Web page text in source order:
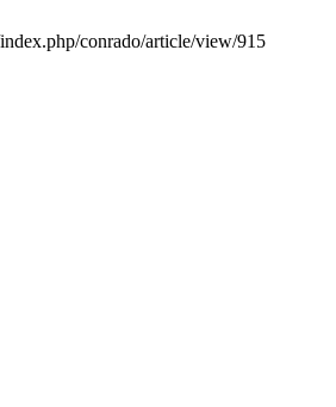
conrado/article/view/915